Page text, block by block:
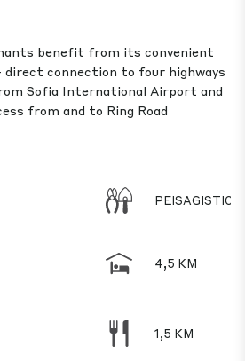
benefit from its convenient
connection to four highways
Sofia International Airport and
from and to Ring Road
PEISAGISTICĂ
4,5 KM
1,5 KM